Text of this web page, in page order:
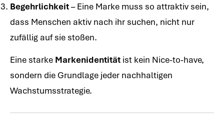
Begehrlichkeit– Eine Marke muss so attraktiv sein,
dass Menschen aktiv nach ihr suchen, nicht nur
zufällig auf sie stoßen.
Eine starke Markenidentität ist kein Nice-to-have,
sondern die Grundlage jeder nachhaltigen
Wachstumsstrategie.